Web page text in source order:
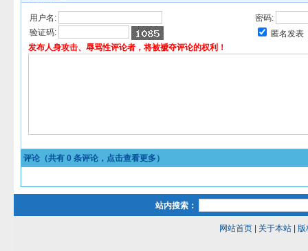
用户名:
密码:
验证码:
匿名发表
发布人身攻击、辱骂性评论者，将被褫夺评论的权利！
评论（共有 0 条评论，点击查看更多）
站内搜索：
网站首页| 关于本站| 版